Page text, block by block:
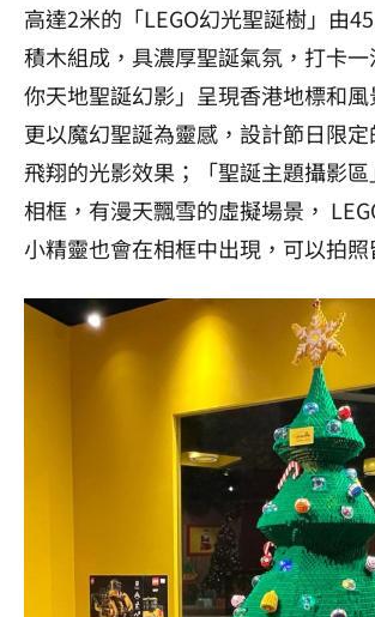
高達2米的「LEGO幻光聖誕樹」由
積木組成，具濃厚聖誕氣氛，打卡
你天地聖誕幻影」呈現香港地標和
更以魔幻聖誕為靈感，設計節日限
飛翔的光影效果；「聖誕主題攝影
相框，有漫天飄雪的虛擬場景，
小精靈也會在相框中出現，可以拍照